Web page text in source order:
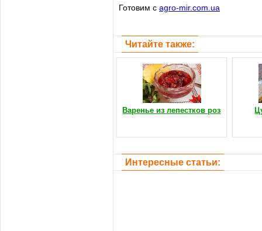
Готовим с agro-mir.com.ua
Читайте также:
Варенье из лепестков роз
Интересные статьи: